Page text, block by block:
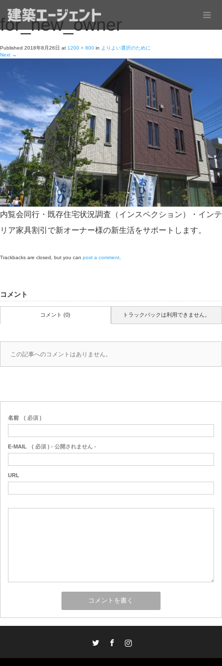
for_new_owner
Published 2018年8月26日 at 1200 × 800 in よりよい選択のために
Next →
内覧会同行・既存住宅状況調査（インスペクション）・インテ
リア家具割引で新オーナー様の新生活をサポートします。
Trackbacks are closed, but you can post a comment
コメント
コメント (0) トラックバックは利用できません。
この記事へのコメントはありません。
名前 ( 必須 )
E-MAIL ( 必須 ) - 公開されません -
URL